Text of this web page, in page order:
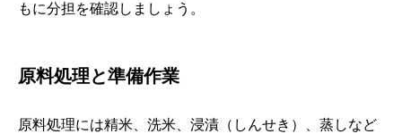
もに分担を確認しましょう。
原料処理と準備作業
原料処理には精米、洗米、浸漬（しんせき）、蒸しなど